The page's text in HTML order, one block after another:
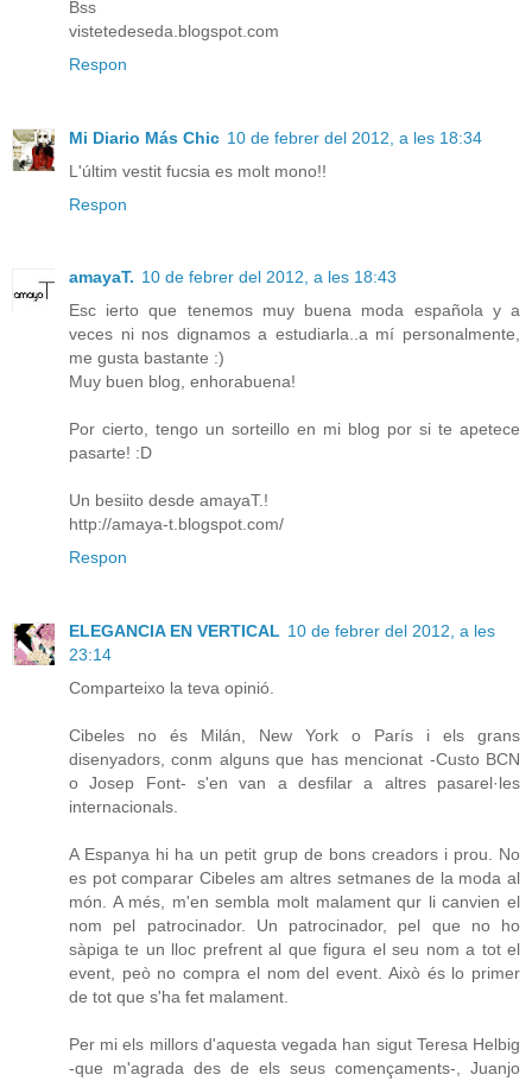
Bss
vistetedeseda.blogspot.com
Respon
Mi Diario Más Chic 10 de febrer del 2012, a les 18:34
L'últim vestit fucsia es molt mono!!
Respon
amayaT. 10 de febrer del 2012, a les 18:43
Esc ierto que tenemos muy buena moda española y a
veces ni nos dignamos a estudiarla..a mí personalmente,
me gusta bastante :)
Muy buen blog, enhorabuena!
Por cierto, tengo un sorteillo en mi blog por si te apetece
pasarte! :D
Un besiito desde amayaT.!
http://amaya-t.blogspot.com/
Respon
ELEGANCIA EN VERTICAL 10 de febrer del 2012, a les
23:14
Comparteixo la teva opinió.
Cibeles no és Milán, New York o París i els grans
disenyadors, conm alguns que has mencionat -Custo BCN
o Josep Font- s'en van a desfilar a altres pasarel·les
internacionals.
A Espanya hi ha un petit grup de bons creadors i prou. No
es pot comparar Cibeles am altres setmanes de la moda al
món. A més, m'en sembla molt malament qur li canvien el
nom pel patrocinador. Un patrocinador, pel que no ho
sàpiga te un lloc prefrent al que figura el seu nom a tot el
event, peò no compra el nom del event. Això és lo primer
de tot que s'ha fet malament.
Per mi els millors d'aquesta vegada han sigut Teresa Helbig
-que m'agrada des de els seus començaments-, Juanjo